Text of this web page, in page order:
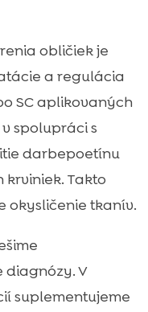
obličiek je
a regulácia
SC aplikovaných
spolupráci s
darbepoetínu
Takto
okysličenie tkanív.
V
suplementujeme